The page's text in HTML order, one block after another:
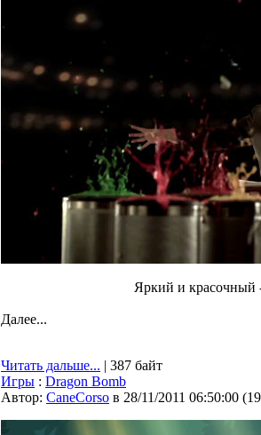
Яркий и красочный
Далее...
Читать дальше... | 387 байт
Игры : Dragon Bomb
Автор: CaneCorso в 28/11/2011 06:50:00 (